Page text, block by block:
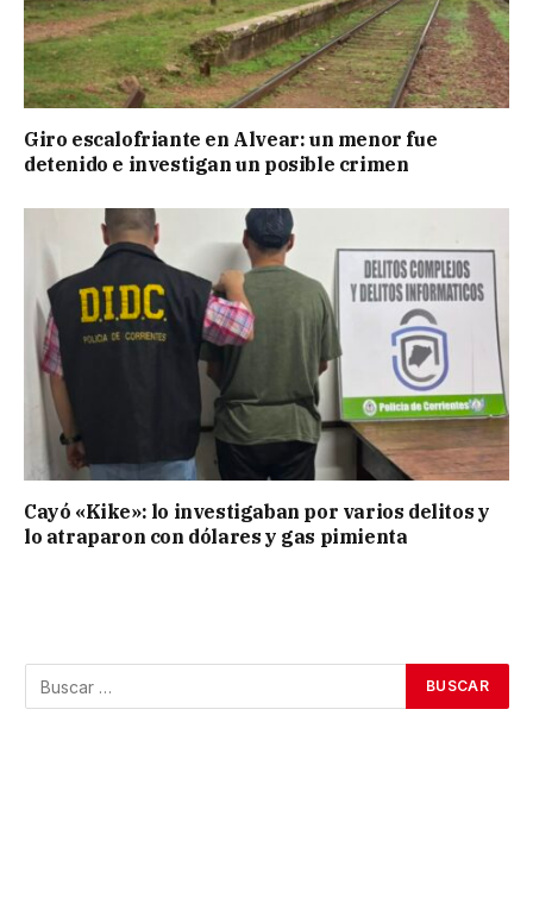
Giro escalofriante en Alvear: un menor fue
detenido e investigan un posible crimen
Cayó «Kike»: lo investigaban por varios delitos y
lo atraparon con dólares y gas pimienta